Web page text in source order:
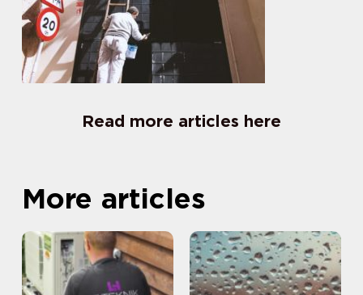
Read more articles here
More articles